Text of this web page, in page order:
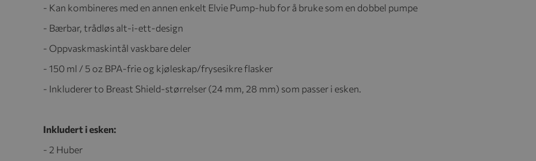
- Kan kombineres med en annen enkelt Elvie Pump-hub for å bruke som en dobbel pumpe
- Bærbar, trådløs alt-i-ett-design
- Oppvaskmaskintål vaskbare deler
- 150 ml / 5 oz BPA-frie og kjøleskap/frysesikre flasker
- Inkluderer to Breast Shield-størrelser (24 mm, 28 mm) som passer i esken.
Inkludert i esken:
- 2 Huber